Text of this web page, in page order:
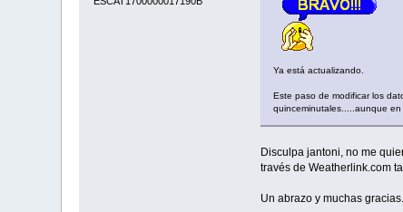
Ya está actualizando.
Este paso de modificar los
quinceminutales.....aunque
Disculpa jantoni, no me
través de Weatherlink.com
Un abrazo y muchas gracias.